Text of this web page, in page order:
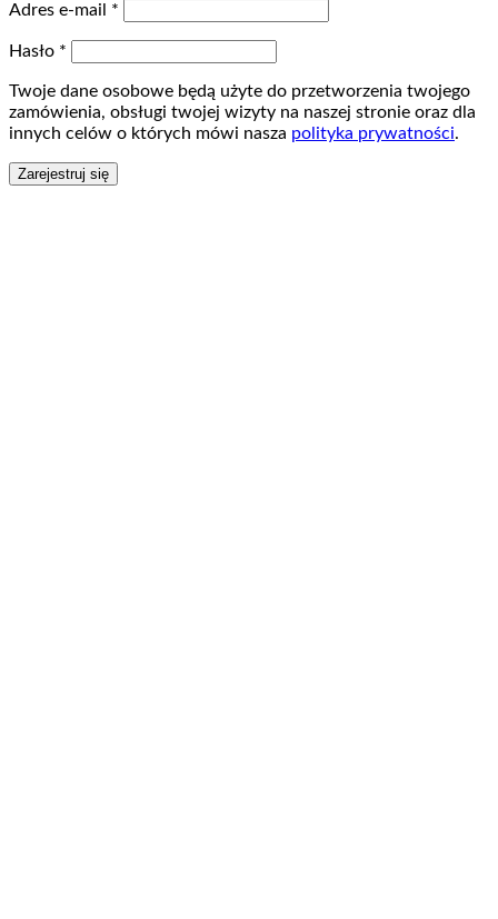
Adres e-mail *
Hasło *
Twoje dane osobowe będą użyte do przetworzenia twojego
zamówienia, obsługi twojej wizyty na naszej stronie oraz dla
innych celów o których mówi nasza polityka prywatności.
Zarejestruj się